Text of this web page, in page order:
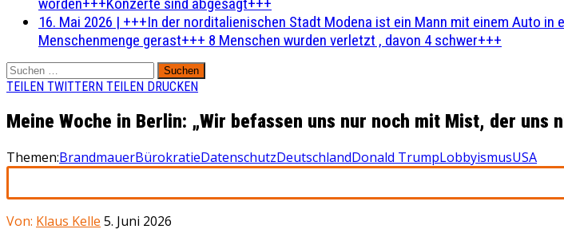
16. Mai 2026 | +++In der norditalienischen Stadt Modena ist ein Mann mit einem Auto in
Menschenmenge gerast+++ 8 Menschen wurden verletzt , davon 4 schwer+++
Suchen
nach:
TEILEN TWITTERN TEILEN DRUCKEN
Meine Woche in Berlin: „Wir befassen uns nur noch mit Mist, der uns
Themen:BrandmauerBürokratieDatenschutzDeutschlandDonald TrumpLobbyismusUSA
Von: Klaus Kelle 5. Juni 2026